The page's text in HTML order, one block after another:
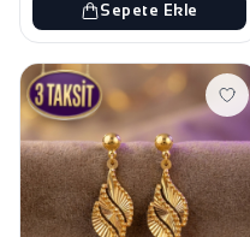
Sepete Ekle